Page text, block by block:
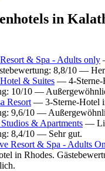
in
& Spa - Adults only
8,8/10 —
& Suites — 4-Sterne-
10/10 —
Resort — 3-Sterne-Hotel
9,6/10 —
& Apartments —
8,4/10 — Sehr gut.
Resort & Spa - Adults
in Rhodes.